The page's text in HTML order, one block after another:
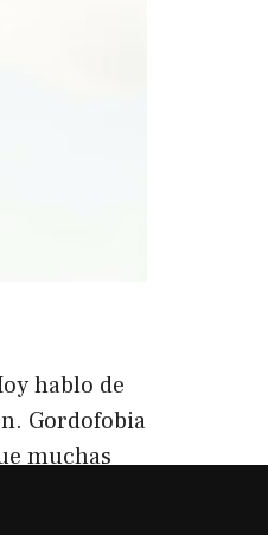
hablo de
Gordofobia
muchas
unos